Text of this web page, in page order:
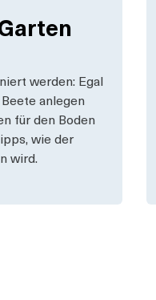
werden: Egal
anlegen
für den Boden
wie der
wird.